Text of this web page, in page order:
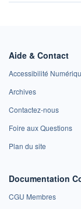
Aide & Contact
Accessibilité
Archives
Contactez-nous
Foire aux Questions
Plan du site
Documentation
CGU Membres